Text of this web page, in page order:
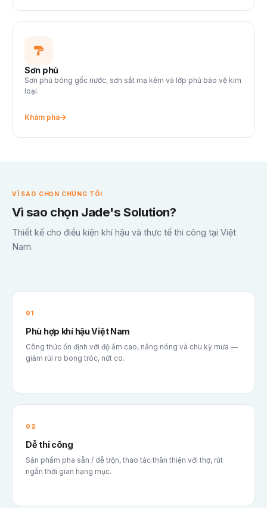
Sơn phủ
Sơn phủ bóng gốc nước, sơn sắt mạ kẽm và lớp phủ bảo vệ kim
loại.
Khám phá
VÌ SAO CHỌN CHÚNG TÔI
Vì sao chọn Jade's Solution?
Thiết kế cho điều kiện khí hậu và thực tế thi công tại Việt
Nam.
01
Phù hợp khí hậu Việt Nam
Công thức ổn định với độ ẩm cao, nắng nóng và chu kỳ mưa —
giảm rủi ro bong tróc, nứt co.
02
Dễ thi công
Sản phẩm pha sẵn / dễ trộn, thao tác thân thiện với thợ, rút
ngắn thời gian hạng mục.